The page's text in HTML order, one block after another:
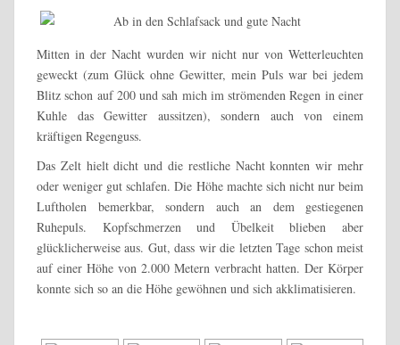
Mitten in der Nacht wurden wir nicht nur von Wetterleuchten
geweckt (zum Glück ohne Gewitter, mein Puls war bei jedem
Blitz schon auf 200 und sah mich im strömenden Regen in einer
Kuhle das Gewitter aussitzen), sondern auch von einem
kräftigen Regenguss.
Das Zelt hielt dicht und die restliche Nacht konnten wir mehr
oder weniger gut schlafen. Die Höhe machte sich nicht nur beim
Luftholen bemerkbar, sondern auch an dem gestiegenen
Ruhepuls. Kopfschmerzen und Übelkeit blieben aber
glücklicherweise aus. Gut, dass wir die letzten Tage schon meist
auf einer Höhe von 2.000 Metern verbracht hatten. Der Körper
konnte sich so an die Höhe gewöhnen und sich akklimatisieren.